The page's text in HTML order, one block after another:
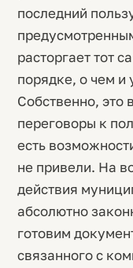
последний
расторгает тот
порядке, о чем и
Собственно, это
переговоры к
есть
не привели. На
действия
абсолютно
готовим
связанного с